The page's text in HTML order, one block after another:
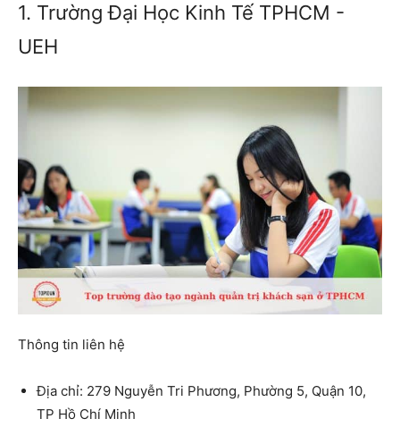
1. Trường Đại Học Kinh Tế TPHCM -
UEH
Thông tin liên hệ
Địa chỉ: 279 Nguyễn Tri Phương, Phường 5, Quận 10,
TP Hồ Chí Minh